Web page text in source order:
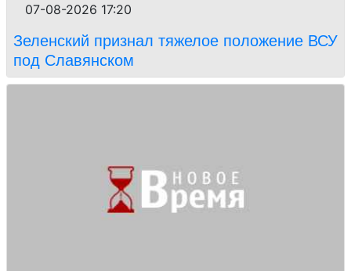
07-08-2026 17:20
Зеленский признал тяжелое положение ВСУ
под Славянском